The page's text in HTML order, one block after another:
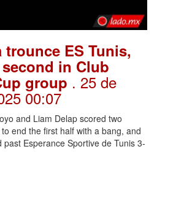
trounce ES Tunis,
in Club
group . 25 de
00:07
and Liam Delap scored two
end the first half with a bang, and
past Esperance Sportive de Tunis 3-